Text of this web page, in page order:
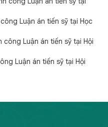
Luận án tiến sỹ tại Học
Luận án tiến sỹ tại Hội